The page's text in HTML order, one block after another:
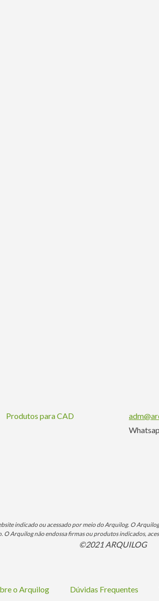
Produtos para CAD
indicado ou acessado por meio do Arquilog. O
O Arquilog não endossa firmas ou produtos indicados,
©2021 ARQUILOG
o Arquilog Dúvidas Frequentes